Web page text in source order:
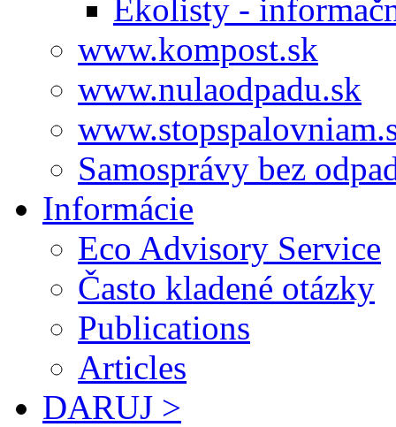
Ekolisty -
www.kompost.sk
www.nulaodpadu.sk
Samosprávy bez
Informácie
Eco Advisory Service
Často kladené otázky
Publications
Articles
DARUJ >